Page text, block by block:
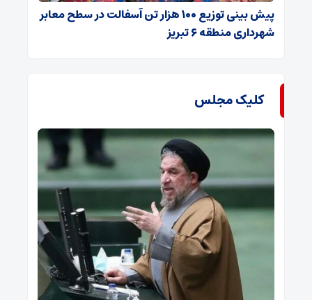
پیش بینی توزیع ۱۰۰ هزار تن آسفالت در سطح معابر
شهرداری منطقه ۶ تبریز
کلیک مجلس